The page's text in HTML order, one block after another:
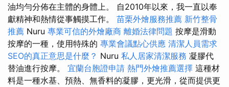
油均勻分佈在主體的身體上。 自2010年以來，我一直以奉
獻精神和熱情從事觸摸工作。 苗栗外燴服務推薦 新竹整骨
推薦 Nuru 專業可信的外燴廠商 離婚法律問題 按摩是滑動
按摩的一種，使用特殊的 專業會議點心供應 清潔人員需求
SEO的真正意思是什麼？ Nuru 私人居家清潔服務 凝膠代
替油進行按摩。 宜蘭台胞證申請 熱門外燴推薦選擇 這種材
料是一種水基、預熱、無香料的凝膠，更光滑，從而提供更